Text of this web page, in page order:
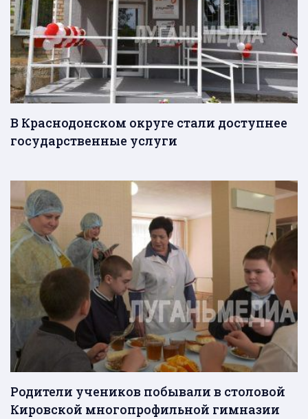
В Краснодонском округе стали доступнее
государственные услуги
Родители учеников побывали в столовой
Кировской многопрофильной гимназии